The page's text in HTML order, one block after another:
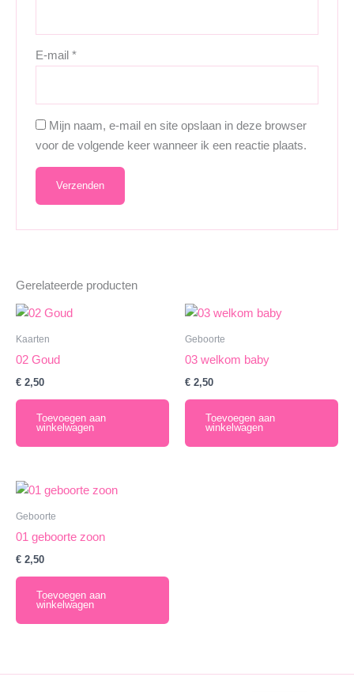
E-mail*
Mijn naam, e-mail en site opslaan in deze browser
voor de volgende keer wanneer ik een reactie plaats.
Gerelateerde producten
Kaarten
02 Goud
€ 2,50
Toevoegen aan
winkelwagen
Geboorte
03 welkom baby
€ 2,50
Toevoegen aan
winkelwagen
Geboorte
01 geboorte zoon
€ 2,50
Toevoegen aan
winkelwagen